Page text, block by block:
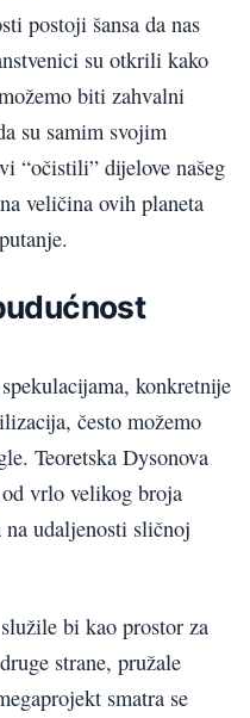
postoji šansa da nas
su otkrili kako
biti zahvalni
su samim svojim
“očistili” dijelove našeg
veličina ovih planeta
konkretnije
često možemo
Teoretska Dysonova
vrlo velikog broja
udaljenosti sličnoj
bi kao prostor za
strane, pružale
smatra se